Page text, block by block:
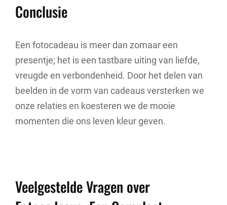
Conclusie
Een fotocadeau is meer dan zomaar een
presentje; het is een tastbare uiting van liefde,
vreugde en verbondenheid. Door het delen van
beelden in de vorm van cadeaus versterken we
onze relaties en koesteren we de mooie
momenten die ons leven kleur geven.
Veelgestelde Vragen over